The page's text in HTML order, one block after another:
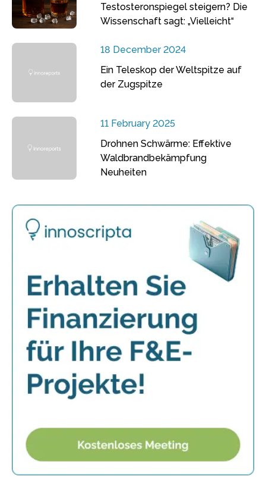
Testosteronspiegel steigern? Die
Wissenschaft sagt: „Vielleicht“
18 December 2024
Ein Teleskop der Weltspitze auf
der Zugspitze
11 February 2025
Drohnen Schwärme: Effektive
Waldbrandbekämpfung
Neuheiten